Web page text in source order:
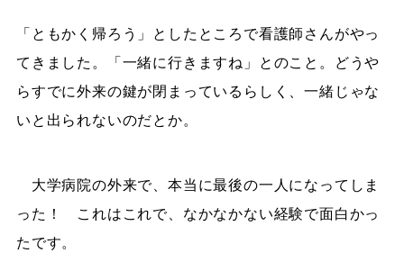
「ともかく帰ろう」としたところで看護師さんがやっ
てきました。「一緒に行きますね」とのこと。どうや
らすでに外来の鍵が閉まっているらしく、一緒じゃな
いと出られないのだとか。
大学病院の外来で、本当に最後の一人になってしま
った！ これはこれで、なかなかない経験で面白かっ
たです。